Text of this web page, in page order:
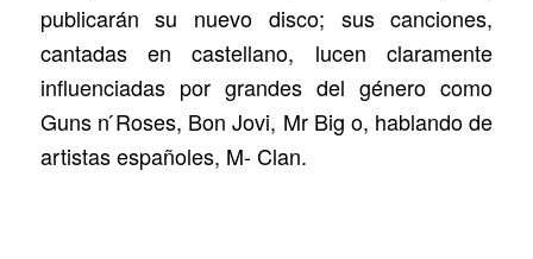
publicarán su nuevo disco; sus canciones,
cantadas en castellano, lucen claramente
influenciadas por grandes del género como
Guns n ́Roses, Bon Jovi, Mr Big o, hablando de
artistas españoles, M- Clan.